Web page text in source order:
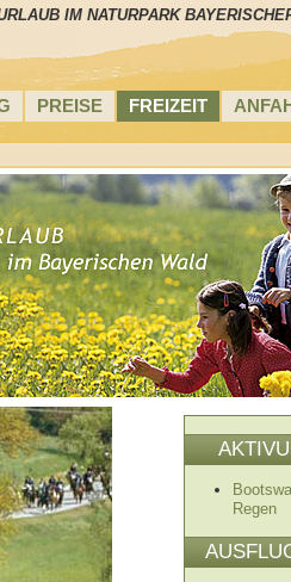
IM NATURPARK
PREISE FREIZEIT
Regen